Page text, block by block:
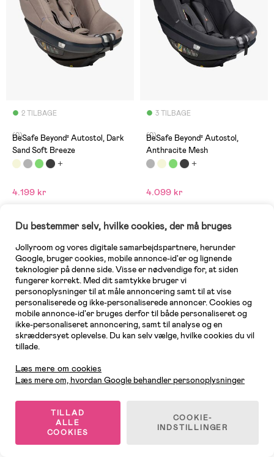
2 TILBAGE
(0)
BeSafe Beyond² Autostol, Dark
Sand Soft Breeze
4.199 kr
3 TILBAGE
(0)
BeSafe Beyond² Autostol,
Anthracite Mesh
4.099 kr
Beyond² Autostol inkl. Beyond B
ase, Fresh Black Cab
Beyond² Autostol inkl. Beyond B
Du bestemmer selv, hvilke cookies, der må bruges
Jollyroom og vores digitale samarbejdspartnere, herunder
Google, bruger cookies, mobile annonce-id'er og lignende
teknologier på denne side. Visse er nødvendige for, at siden
fungerer korrekt. Med dit samtykke bruger vi
personoplysninger til at måle annoncering samt til at vise
personaliserede og ikke-personaliserede annoncer. Cookies og
mobile annonce-id'er bruges derfor til både personaliseret og
ikke-personaliseret annoncering, samt til analyse og en
skræddersyet oplevelse. Du kan selv vælge, hvilke cookies du vil
tillade.
Læs mere om cookies
Læs mere om, hvordan Google behandler personoplysninger
TILLAD
ALLE
COOKIES
COOKIE-
INDSTILLINGER